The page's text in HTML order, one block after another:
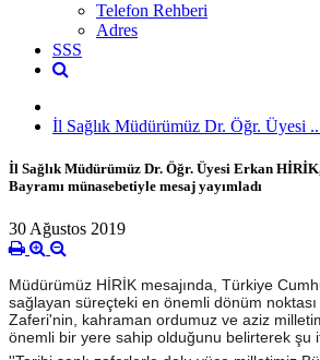
Telefon Rehberi
Adres
SSS
İl Sağlık Müdürümüz Dr. Öğr. Üyesi
İl Sağlık Müdürümüz Dr. Öğr. Üyesi Erkan
Bayramı münasebetiyle mesaj yayımladı
30 Ağustos 2019
Müdürümüz HİRİK mesajında, Türkiye
sağlayan süreçteki en önemli dönüm
Zaferi'nin, kahraman ordumuz ve aziz
önemli bir yere sahip olduğunu belirterek şu